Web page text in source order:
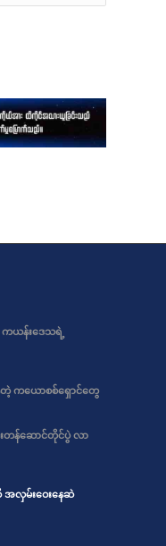
ကယန်းဒေသရဲ့
တဲ့ ကယောစစ်ရှောင်တွေ
းတန်ဆောင်တိုင်ပွဲ လာ
အလှမ်းဝေးနေဆဲ